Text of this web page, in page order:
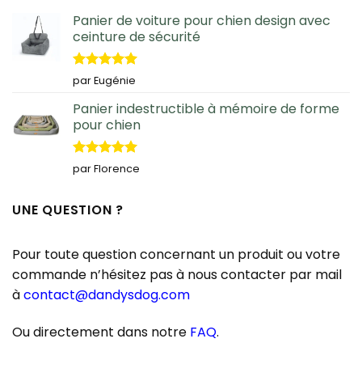
Panier de voiture pour chien design avec
ceinture de sécurité
Note5sur
5
par Eugénie
Panier indestructible à mémoire de forme
pour chien
Note5sur
5
par Florence
UNE QUESTION ?
Pour toute question concernant un produit ou votre
commande n’hésitez pas à nous contacter par mail
àcontact@dandysdog.com
Ou directement dans notre FAQ.